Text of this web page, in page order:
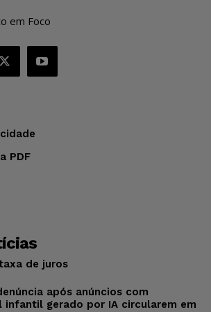
em Foco
PDF
de juros
após anúncios com
infantil gerado por IA circularem em